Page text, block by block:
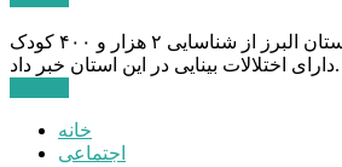
مدیر کل بهزیستی استان البرز از شناسایی ۲ هزار و ۴۰۰ کودک
دارای اختلالات بینایی در این استان خبر داد.
خانه
اجتماعی